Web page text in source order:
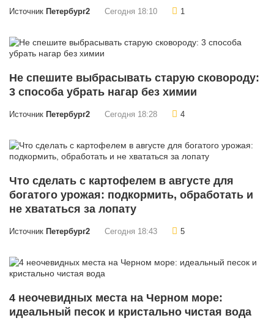
Источник Петербург2 Сегодня 18:10 1
Не спешите выбрасывать старую сковороду:
3 способа убрать нагар без химии
Источник Петербург2 Сегодня 18:28 4
Что сделать с картофелем в августе для
богатого урожая: подкормить, обработать и
не хвататься за лопату
Источник Петербург2 Сегодня 18:43 5
4 неочевидных места на Черном море:
идеальный песок и кристально чистая вода